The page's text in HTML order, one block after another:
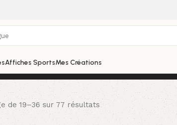
Affiches SportsMes Créations
de 19–36 sur 77 résultats